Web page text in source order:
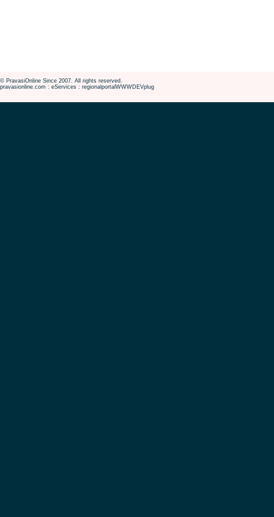
© PravasiOnline Since 2007. All rights reserved.
pravasionline.com : eServices : regionalportalWWWDEVplug